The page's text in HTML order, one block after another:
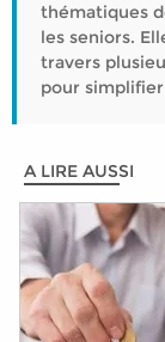
thématiques
les seniors.
travers
pour
A LIRE AUSSI